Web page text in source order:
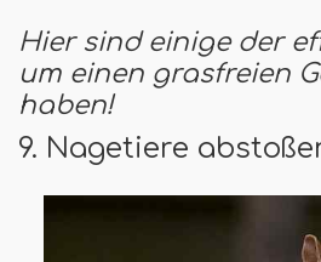
Hier sind einige der
um einen grasfreien
haben!
9. Nagetiere